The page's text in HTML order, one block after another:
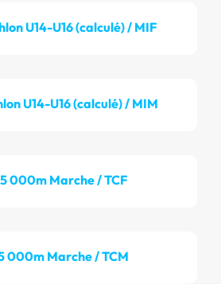
U14-U16 (calculé) / MIF
U14-U16 (calculé) / MIM
5 000m Marche / TCF
000m Marche / TCM